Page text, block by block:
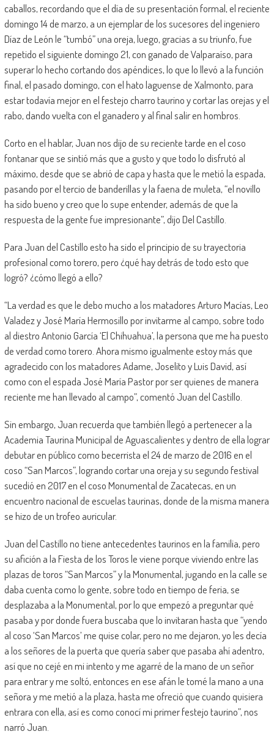
caballos, recordando que el día de su presentación formal, el reciente
domingo 14 de marzo, a un ejemplar de los sucesores del ingeniero
Díaz de León le “tumbó” una oreja, luego, gracias a su triunfo, fue
repetido el siguiente domingo 21, con ganado de Valparaíso, para
superar lo hecho cortando dos apéndices, lo que lo llevó a la función
final, el pasado domingo, con el hato laguense de Xalmonto, para
estar todavía mejor en el festejo charro taurino y cortar las orejas y el
rabo, dando vuelta con el ganadero y al final salir en hombros.
Corto en el hablar, Juan nos dijo de su reciente tarde en el coso
fontanar que se sintió más que a gusto y que todo lo disfrutó al
máximo, desde que se abrió de capa y hasta que le metió la espada,
pasando por el tercio de banderillas y la faena de muleta, “el novillo
ha sido bueno y creo que lo supe entender, además de que la
respuesta de la gente fue impresionante”, dijo Del Castillo.
Para Juan del Castillo esto ha sido el principio de su trayectoria
profesional como torero, pero ¿qué hay detrás de todo esto que
logró? ¿cómo llegó a ello?
“La verdad es que le debo mucho a los matadores Arturo Macías, Leo
Valadez y José María Hermosillo por invitarme al campo, sobre todo
al diestro Antonio García ‘El Chihuahua’, la persona que me ha puesto
de verdad como torero. Ahora mismo igualmente estoy más que
agradecido con los matadores Adame, Joselito y Luis David, así
como con el espada José María Pastor por ser quienes de manera
reciente me han llevado al campo”, comentó Juan del Castillo.
Sin embargo, Juan recuerda que también llegó a pertenecer a la
Academia Taurina Municipal de Aguascalientes y dentro de ella lograr
debutar en público como becerrista el 24 de marzo de 2016 en el
coso “San Marcos”, logrando cortar una oreja y su segundo festival
sucedió en 2017 en el coso Monumental de Zacatecas, en un
encuentro nacional de escuelas taurinas, donde de la misma manera
se hizo de un trofeo auricular.
Juan del Castillo no tiene antecedentes taurinos en la familia, pero
su afición a la Fiesta de los Toros le viene porque viviendo entre las
plazas de toros “San Marcos” y la Monumental, jugando en la calle se
daba cuenta como lo gente, sobre todo en tiempo de feria, se
desplazaba a la Monumental, por lo que empezó a preguntar qué
pasaba y por donde fuera buscaba que lo invitaran hasta que “yendo
al coso ‘San Marcos’ me quise colar, pero no me dejaron, yo les decía
a los señores de la puerta que quería saber que pasaba ahí adentro,
así que no cejé en mi intento y me agarré de la mano de un señor
para entrar y me soltó, entonces en ese afán le tomé la mano a una
señora y me metió a la plaza, hasta me ofreció que cuando quisiera
entrara con ella, así es como conocí mi primer festejo taurino”, nos
narró Juan.